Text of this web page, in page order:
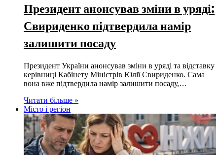
Президент анонсував зміни в уряді:
Свириденко підтвердила намір
залишити посаду
Президент України анонсував зміни в уряді та відставку
керівниці Кабінету Міністрів Юлії Свириденко. Сама
вона вже підтвердила намір залишити посаду,…
Читати більше »
Місто і регіон